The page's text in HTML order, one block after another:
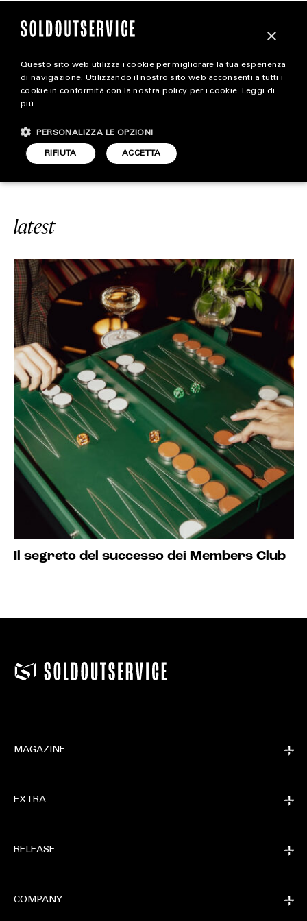
magazine
STYLE
FOOTWEAR
#WHITE’S CLUB
latest
Il segreto del successo dei Members Club
MAGAZINE
EXTRA
RELEASE
COMPANY
×
Questo sito web utilizza i cookie per migliorare la tua esperienza
di navigazione. Utilizzando il nostro sito web acconsenti a tutti i
cookie in conformità con la nostra policy per i cookie. Leggi di
più
ACCETTA
RIFIUTA
PERSONALIZZA LE OPZIONI